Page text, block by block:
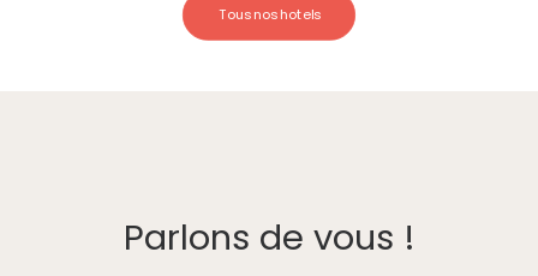
Tous nos hotels
Parlons de vous !